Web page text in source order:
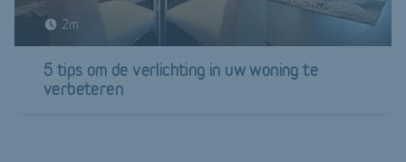
2m
5 tips om de verlichting in uw woning te
verbeteren